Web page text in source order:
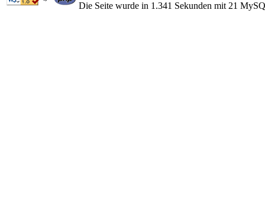
Die Seite wurde in 1.341 Sekunden mit 21